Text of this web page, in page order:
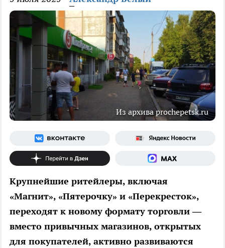
Из архива prochepetsk.ru
Крупнейшие ритейлеры, включая
«Магнит», «Пятерочку» и «Перекресток»,
переходят к новому формату торговли —
вместо привычных магазинов, открытых
для покупателей, активно развиваются